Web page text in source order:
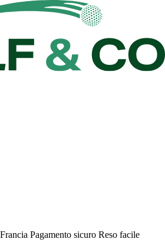
Pagamento sicuro Reso facile